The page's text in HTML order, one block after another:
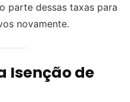
parte dessas taxas para
novamente.
Isenção de